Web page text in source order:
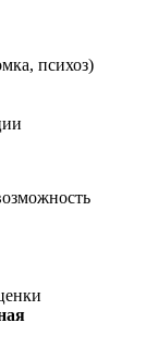
психоз)